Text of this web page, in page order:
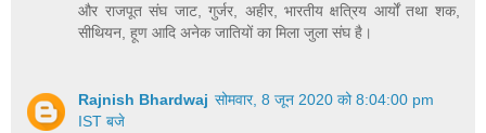
और राजपूत संघ जाट, गुर्जर, अहीर, भारतीय क्षत्रिय आर्यों तथा शक,
सीथियन, हूण आदि अनेक जातियों का मिला जुला संघ है।
Rajnish Bhardwaj सोमवार, 8 जून 2020 को 8:04:00 pm
IST बजे